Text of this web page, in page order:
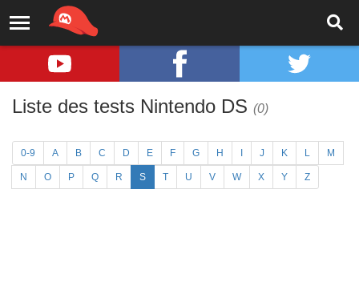
Liste des tests Nintendo DS (0)
0-9 A B C D E F G H J K L M
N O P Q R S T U V W X Y Z